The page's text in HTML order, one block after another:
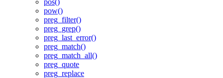
pos()
pow()
preg_filter()
preg_grep()
preg_last_error()
preg_match()
preg_match_all()
preg_quote
preg_replace